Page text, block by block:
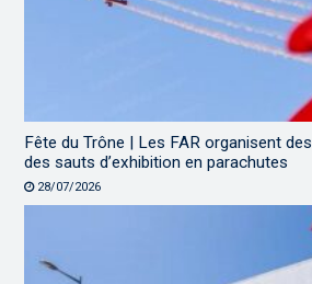
Fête du Trône | Les FAR organisent
des sauts d’exhibition en parachutes
28/07/2026